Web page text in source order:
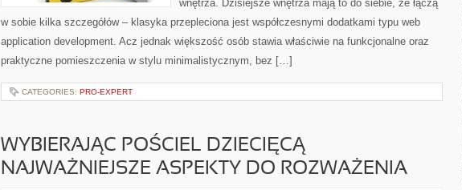
wnętrza. Dzisiejsze wnętrza mają to do siebie, że łączą
w sobie kilka szczegółów – klasyka przepleciona jest współczesnymi dodatkami typu web
application development. Acz jednak większość osób stawia właściwie na funkcjonalne oraz
praktyczne pomieszczenia w stylu minimalistycznym, bez […]
CATEGORIES: PRO-EXPERT
WYBIERAJĄC POŚCIEL DZIECIĘCĄ –
NAJWAŻNIEJSZE ASPEKTY DO ROZWAŻENIA